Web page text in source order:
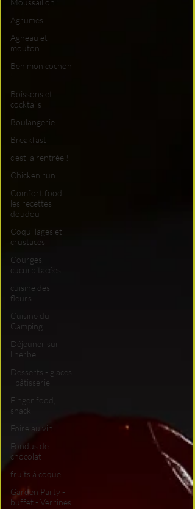
Moussaillon !
Agrumes
Agneau et
mouton
Ben mon cochon
!
Boissons et
cocktails
Boulangerie
Breakfast
c'est la rentrée !
Chicken run
Comfort food,
les recettes
doudou
Coquillages et
crustacés
Courges,
cucurbitacées
cuisine des
fleurs
Cuisine du
Camping
Déjeuner sur
l'herbe
Desserts - glaces
- pâtisserie
Finger food,
snack
Foire au vin
Fondus de
chocolat
fruits à coque
Garden Party -
buffet - Verrines